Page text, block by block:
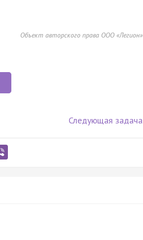
Объект авторского права ООО «Легион»
Следующая задача